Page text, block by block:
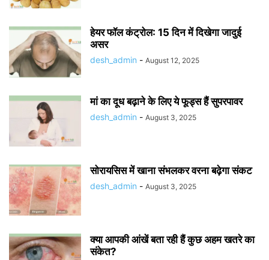
हेयर फॉल कंट्रोल: 15 दिन में दिखेगा जादुई
असर
desh_admin - August 12, 2025
मां का दूध बढ़ाने के लिए ये फूड्स हैं सुपरपावर
desh_admin - August 3, 2025
सोरायसिस में खाना संभलकर वरना बढ़ेगा संकट
desh_admin - August 3, 2025
क्या आपकी आंखें बता रही हैं कुछ अहम खतरे का
संकेत?